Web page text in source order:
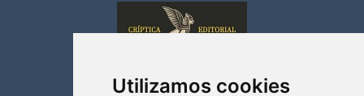
Utilizamos cookies